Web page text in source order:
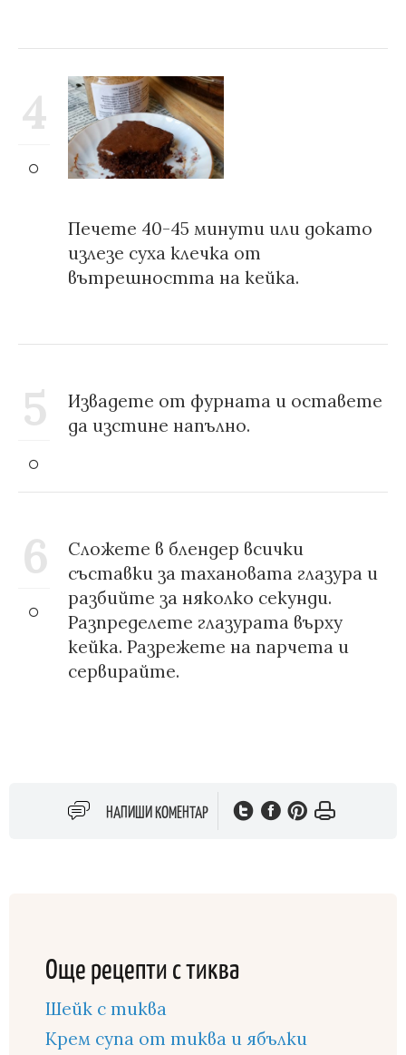
4
Печете 40-45 минути или докато
излезе суха клечка от
вътрешността на кейка.
5
Извадете от фурната и оставете
да изстине напълно.
6
Сложете в блендер всички
съставки за тахановата глазура и
разбийте за няколко секунди.
Разпределете глазурата върху
кейка. Разрежете на парчета и
сервирайте.
НАПИШИ КОМЕНТАР
Още рецепти с тиква
Шейк с тиква
Крем супа от тиква и ябълки